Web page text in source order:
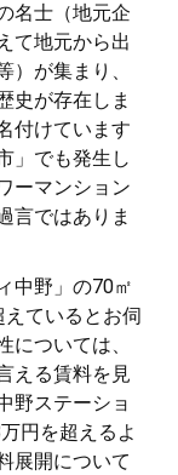
名士（地元企
て地元から出
が集まり、
史が存在しま
付けています
」でも発生し
ーマンション
言ではありま
中野」の70㎡
ているとお伺
ついては、
える賃料を見
野ステーショ
円を超えるよ
展開について